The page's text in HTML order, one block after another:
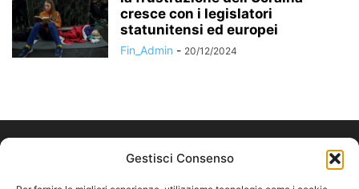
Gestisci Consenso
cresce con i legislatori
statunitensi ed europei
Fin_Admin - 20/12/2024